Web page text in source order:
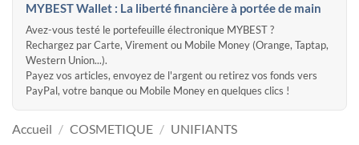
MYBEST Wallet : La liberté financière à portée de main
Avez-vous testé le portefeuille électronique MYBEST ?
Rechargez par Carte, Virement ou Mobile Money (Orange, Taptap,
Western Union...).
Payez vos articles, envoyez de l'argent ou retirez vos fonds vers
PayPal, votre banque ou Mobile Money en quelques clics !
Accueil / COSMETIQUE / UNIFIANTS